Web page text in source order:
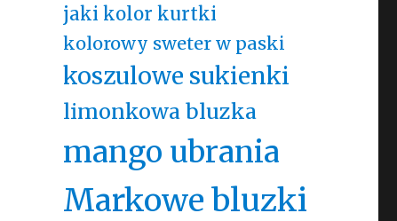
jaki kolor kurtki
kolorowy sweter w paski
koszulowe sukienki
limonkowa bluzka
mango ubrania
Markowe bluzki